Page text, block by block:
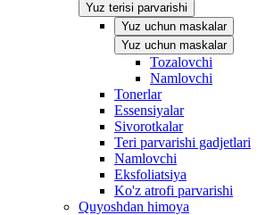
Yuz terisi parvarishi
Yuz uchun maskalar
Yuz uchun maskalar
Tozalovchi
Namlovchi
Tonerlar
Essensiyalar
Sivorotkalar
Teri parvarishi gadjetlari
Namlovchi
Eksfoliatsiya
Ko'z atrofi parvarishi
Quyoshdan himoya